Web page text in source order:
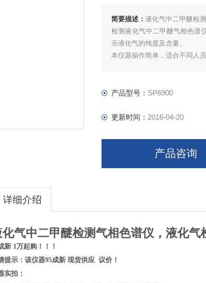
简要描述： 液化气中二甲醚检
检测液化气中二甲醚气相色谱
示液化气的纯度及含量。
本仪器操作简单，适合不同人
产品型号： SP6900
更新时间： 2016-04-20
产品咨询
详细介绍
气中二甲醚检测气相色谱仪，液化气
新 1万起购！！！
提示：该仪器95成新 现货供应 议价！
实拍：